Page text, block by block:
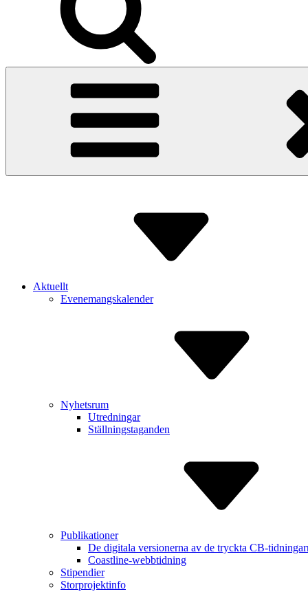
Aktuellt
Evenemangskalender
Nyhetsrum
Utredningar
Ställningstaganden
Publikationer
De digitala versionerna av de tryckta CB-
Coastline-webbtidning
Stipendier
Storprojektinfo